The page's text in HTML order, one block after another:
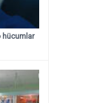
hücumlar